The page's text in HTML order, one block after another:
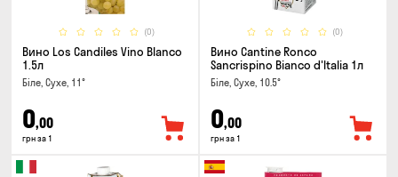
(0)
Вино Los Candiles Vino Blanco
1.5л
Біле, Сухе, 11°
0,00
грн за 1
(0)
Вино Cantine Ronco
Sancrispino Bianco d'Italia 1л
Біле, Сухе, 10.5°
0,00
грн за 1